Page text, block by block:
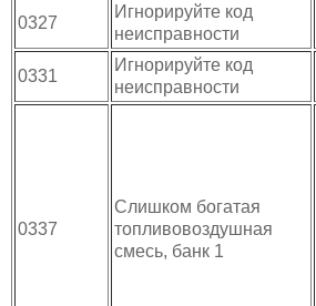
0327
Игнорируйте код
неисправности
0331
Игнорируйте код
неисправности
0337
Слишком богатая
топливовоздушная
смесь, банк 1